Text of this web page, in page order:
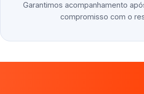
Garantimos acompanhamento
compromisso com o